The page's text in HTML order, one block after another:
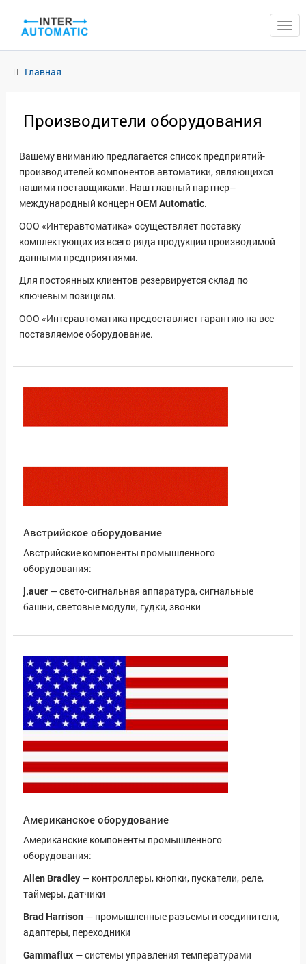
Главная
Производители оборудования
Вашему вниманию предлагается список предприятий-
производителей компонентов автоматики, являющихся
нашими поставщиками. Наш главный партнер–
международный концерн OEM Automatic.
ООО «Интеравтоматика» осуществляет поставку
комплектующих из всего ряда продукции производимой
данными предприятиями.
Для постоянных клиентов резервируется склад по
ключевым позициям.
ООО «Интеравтоматика предоставляет гарантию на все
поставляемое оборудование.
Австрийское оборудование
Австрийские компоненты промышленного
оборудования:
j.auer — свето-сигнальная аппаратура, сигнальные
башни, световые модули, гудки, звонки
Американское оборудование
Американские компоненты промышленного
оборудования:
Allen Bradley — контроллеры, кнопки, пускатели, реле,
таймеры, датчики
Brad Harrison — промышленные разъемы и соединители,
адаптеры, переходники
Gammaflux — системы управления температурами
ЗАКРЫТЬ